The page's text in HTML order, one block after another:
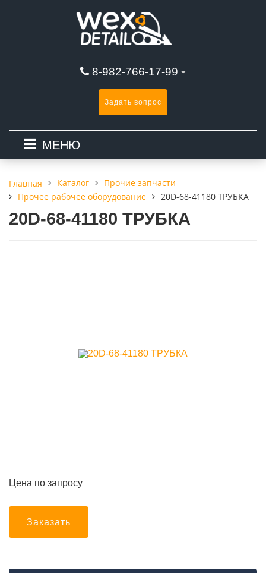
8-982-766-17-99
Задать вопрос
МЕНЮ
Главная Каталог
Прочие запчасти
Прочее рабочее оборудование
20D-68-41180 ТРУБКА
20D-68-41180 ТРУБКА
Цена по запросу
Заказать